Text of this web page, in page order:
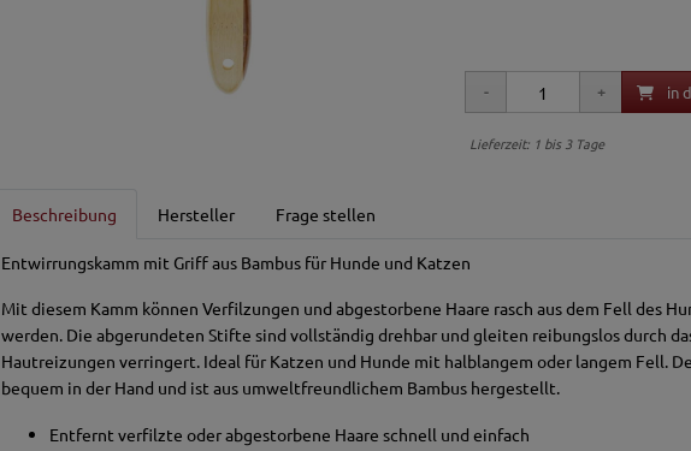
in
Lieferzeit: 1 bis 3 Tage
Beschreibung Hersteller Frage stellen
Entwirrungskamm mit Griff aus Bambus für Hunde und Katzen
Mit diesem Kamm können Verfilzungen und abgestorbene Haare rasch aus dem Fell des
werden. Die abgerundeten Stifte sind vollständig drehbar und gleiten reibungslos durch
Hautreizungen verringert. Ideal für Katzen und Hunde mit halblangem oder langem Fell.
bequem in der Hand und ist aus umweltfreundlichem Bambus hergestellt.
Entfernt verfilzte oder abgestorbene Haare schnell und einfach